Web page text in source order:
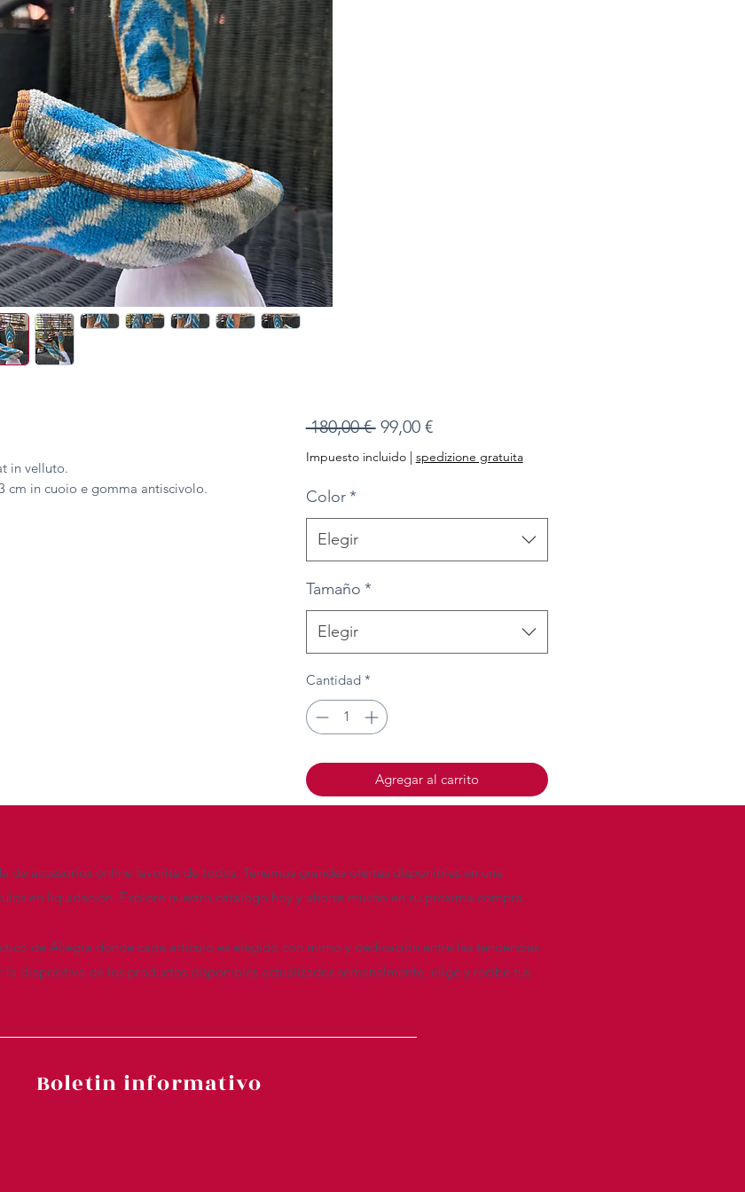
in velluto.
cm in cuoio e gomma antiscivolo.
180,00 € Precio
99,00 €Precio
de
Impuesto incluido| spedizione gratuita
Color*
Elegir
Tamaño *
Elegir
Cantidad *
Agregar al carrito
de accesorios online favorita de todos. Tenemos grandes ofertas disponibles en una
en liquidación. Explore nuestro catálogo hoy y ahorre mucho en su próxima compra.
de Allegra donde cada artículo es elegido con mimo y dedicación entre las tendencias
diapositiva de los productos disponibles actualizados semanalmente, elige y recibe tus
Boletin informativo